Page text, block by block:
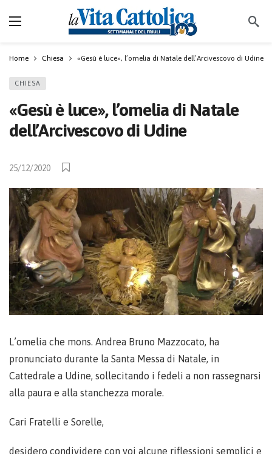
Home Chiesa «Gesù è luce», l’omelia di Natale dell’Arcivescovo di Udine
CHIESA
«Gesù è luce», l’omelia di Natale
dell’Arcivescovo di Udine
25/12/2020
L’omelia che mons. Andrea Bruno Mazzocato, ha
pronunciato durante la Santa Messa di Natale, in
Cattedrale a Udine, sollecitando i fedeli a non rassegnarsi
alla paura e alla stanchezza morale.
Cari Fratelli e Sorelle,
desidero condividere con voi alcune riflessioni semplici e